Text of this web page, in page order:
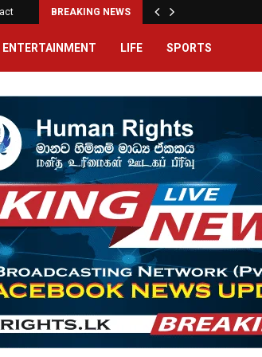
BREAKING NEWS
ENTERTAINMENT LIFE SPORTS